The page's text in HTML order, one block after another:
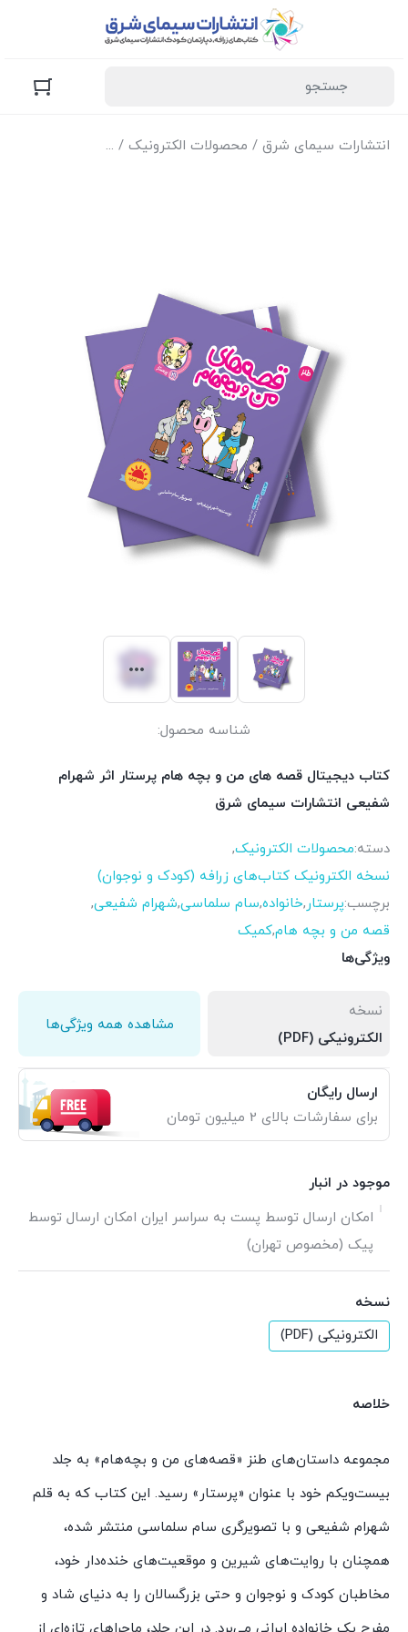
انتشارات سیمای شرق / محصولات الکترونیک / نسخه الکترونیک
شناسه محصول:
کتاب دیجیتال قصه های من و بچه هام پرستار اثر شهرام
شفیعی انتشارات سیمای شرق
دسته:محصولات الکترونیک,
نسخه الکترونیک کتاب‌های زرافه (کودک و نوجوان)
برچسب:پرستار,خانواده,سام سلماسی,شهرام شفیعی,
قصه من و بچه هام,کمیک
ویژگی‌ها
نسخه
الکترونیکی (PDF)
مشاهده همه ویژگی‌ها
ارسال رایگان
برای سفارشات بالای 2 میلیون تومان
موجود در انبار
امکان ارسال توسط پست به سراسر ایران امکان ارسال توسط
پیک (مخصوص تهران)
نسخه
الکترونیکی (PDF)
خلاصه
مجموعه داستان‌های طنز «قصه‌های من و بچه‌هام» به جلد
بیست‌ویکم خود با عنوان «پرستار» رسید. این کتاب که به قلم
شهرام شفیعی و با تصویرگری سام سلماسی منتشر شده،
همچنان با روایت‌های شیرین و موقعیت‌های خنده‌دار خود،
مخاطبان کودک و نوجوان و حتی بزرگسالان را به دنیای شاد و